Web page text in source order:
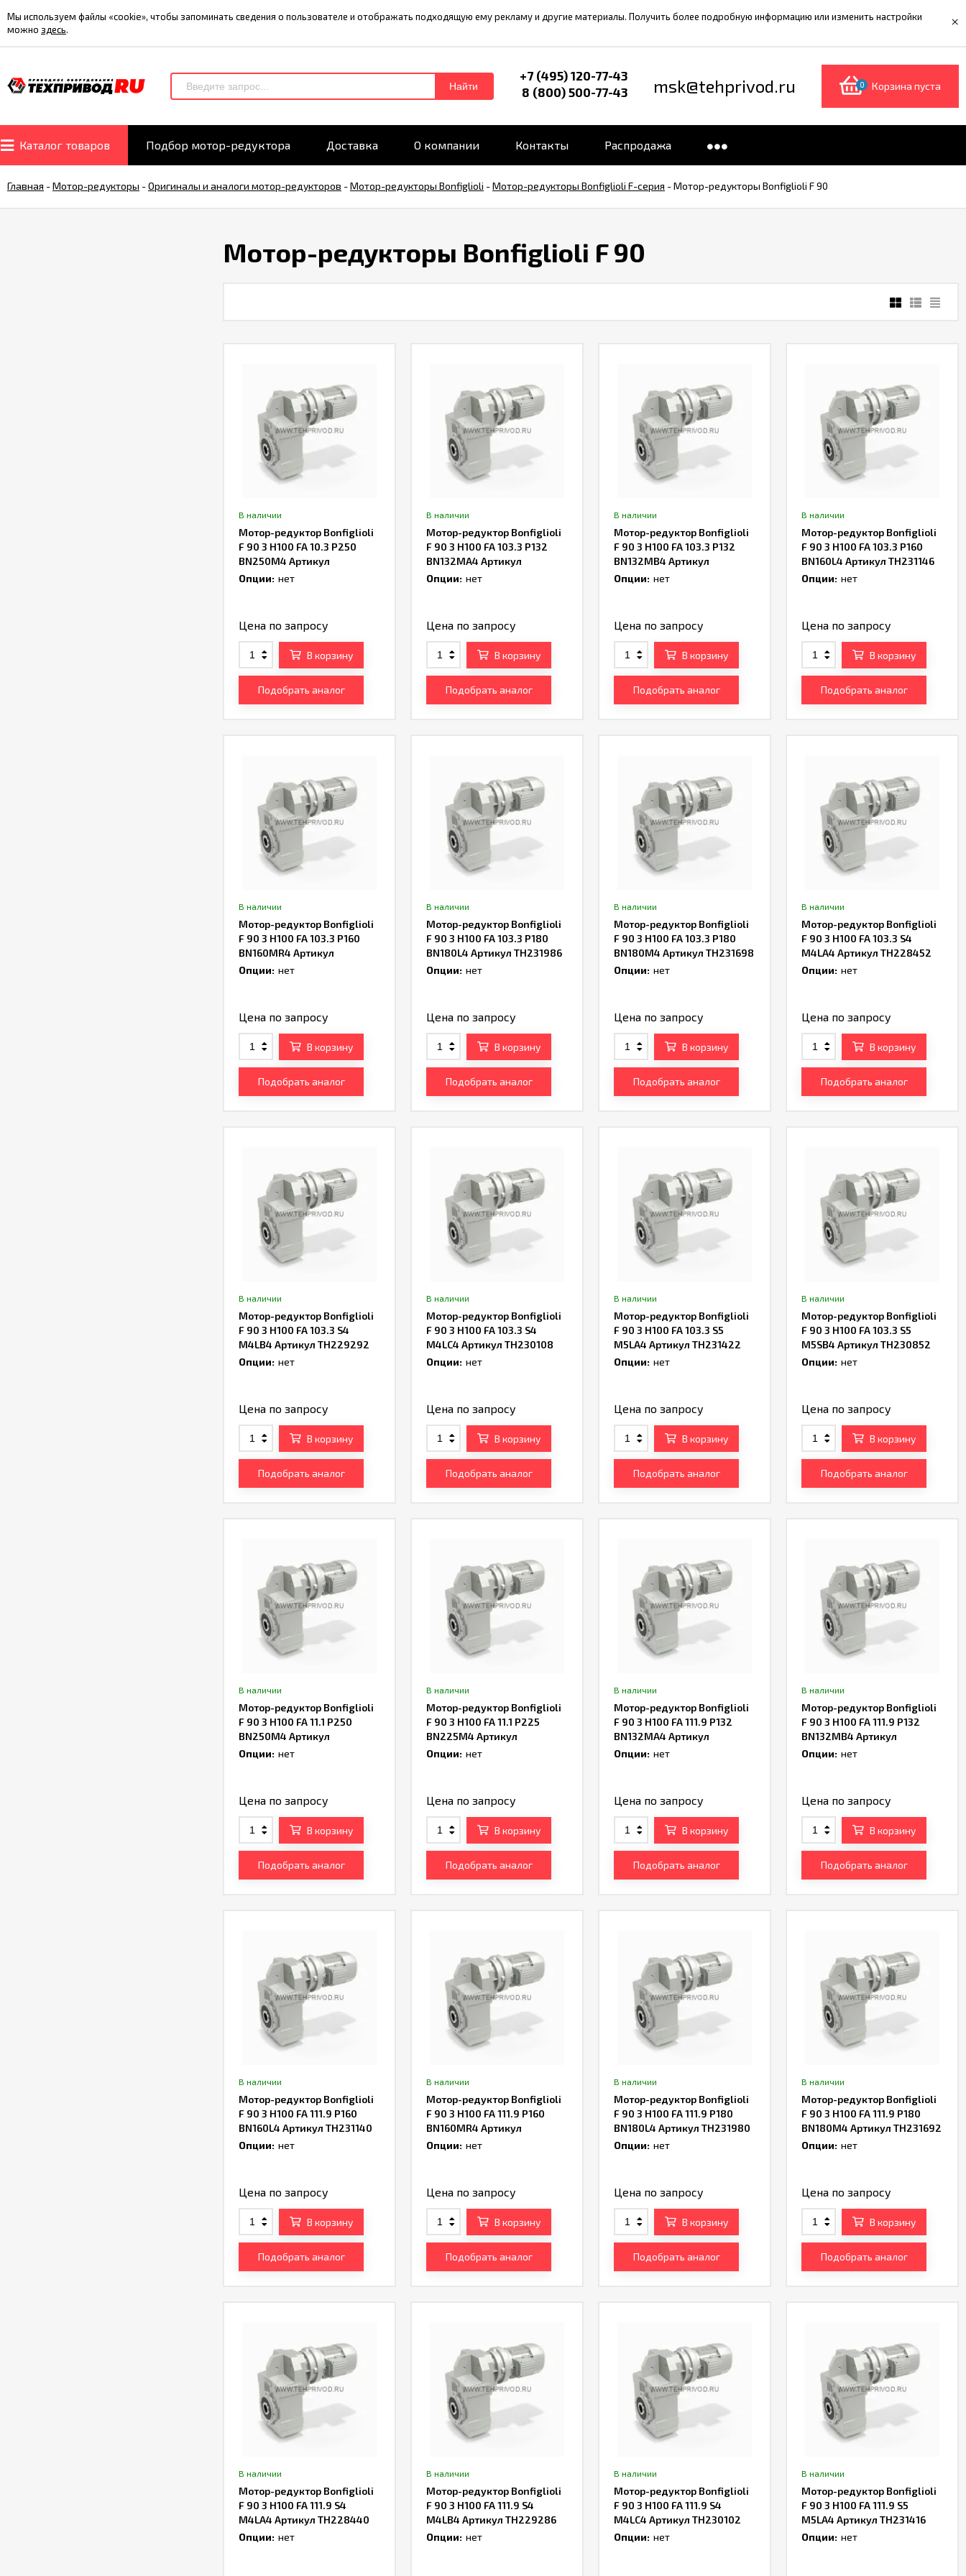
Мы используем файлы «cookie», чтобы запоминать сведения о пользователе и отображать подходящую ему рекламу и другие материалы. Получить более подробную информацию или изменить настройки
можно здесь. ×
Найти
+7 (495) 120-77-43
8 (800) 500-77-43
msk@tehprivod.ru 0 Корзина пуста
Каталог товаров Подбор мотор-редуктора Доставка О компании Контакты Распродажа
Главная -Мотор-редукторы -Оригиналы и аналоги мотор-редукторов -Мотор-редукторы Bonfiglioli -Мотор-редукторы Bonfiglioli F-серия -Мотор-редукторы Bonfiglioli F 90
Мотор-редукторы Bonfiglioli F 90
В наличии
Мотор-редуктор Bonfiglioli
F 90 3 H100 FA 10.3 P250
BN250M4 Артикул
TH232838
Опции: нет
Цена по запросу
В корзину
Подобрать аналог
В наличии
Мотор-редуктор Bonfiglioli
F 90 3 H100 FA 103.3 P132
BN132MA4 Артикул
TH228884
Опции: нет
Цена по запросу
В корзину
Подобрать аналог
В наличии
Мотор-редуктор Bonfiglioli
F 90 3 H100 FA 103.3 P132
BN132MB4 Артикул
TH229712
Опции: нет
Цена по запросу
В корзину
Подобрать аналог
В наличии
Мотор-редуктор Bonfiglioli
F 90 3 H100 FA 103.3 P160
BN160L4 Артикул TH231146
Опции: нет
Цена по запросу
В корзину
Подобрать аналог
В наличии
Мотор-редуктор Bonfiglioli
F 90 3 H100 FA 103.3 P160
BN160MR4 Артикул
TH230480
Опции: нет
Цена по запросу
В корзину
Подобрать аналог
В наличии
Мотор-редуктор Bonfiglioli
F 90 3 H100 FA 103.3 P180
BN180L4 Артикул TH231986
Опции: нет
Цена по запросу
В корзину
Подобрать аналог
В наличии
Мотор-редуктор Bonfiglioli
F 90 3 H100 FA 103.3 P180
BN180M4 Артикул TH231698
Опции: нет
Цена по запросу
В корзину
Подобрать аналог
В наличии
Мотор-редуктор Bonfiglioli
F 90 3 H100 FA 103.3 S4
M4LA4 Артикул TH228452
Опции: нет
Цена по запросу
В корзину
Подобрать аналог
В наличии
Мотор-редуктор Bonfiglioli
F 90 3 H100 FA 103.3 S4
M4LB4 Артикул TH229292
Опции: нет
Цена по запросу
В корзину
Подобрать аналог
В наличии
Мотор-редуктор Bonfiglioli
F 90 3 H100 FA 103.3 S4
M4LC4 Артикул TH230108
Опции: нет
Цена по запросу
В корзину
Подобрать аналог
В наличии
Мотор-редуктор Bonfiglioli
F 90 3 H100 FA 103.3 S5
M5LA4 Артикул TH231422
Опции: нет
Цена по запросу
В корзину
Подобрать аналог
В наличии
Мотор-редуктор Bonfiglioli
F 90 3 H100 FA 103.3 S5
M5SB4 Артикул TH230852
Опции: нет
Цена по запросу
В корзину
Подобрать аналог
В наличии
Мотор-редуктор Bonfiglioli
F 90 3 H100 FA 11.1 P250
BN250M4 Артикул
TH232832
Опции: нет
Цена по запросу
В корзину
Подобрать аналог
В наличии
Мотор-редуктор Bonfiglioli
F 90 3 H100 FA 11.1 P225
BN225M4 Артикул
TH232748
Опции: нет
Цена по запросу
В корзину
Подобрать аналог
В наличии
Мотор-редуктор Bonfiglioli
F 90 3 H100 FA 111.9 P132
BN132MA4 Артикул
TH228872
Опции: нет
Цена по запросу
В корзину
Подобрать аналог
В наличии
Мотор-редуктор Bonfiglioli
F 90 3 H100 FA 111.9 P132
BN132MB4 Артикул
TH229706
Опции: нет
Цена по запросу
В корзину
Подобрать аналог
В наличии
Мотор-редуктор Bonfiglioli
F 90 3 H100 FA 111.9 P160
BN160L4 Артикул TH231140
Опции: нет
Цена по запросу
В корзину
Подобрать аналог
В наличии
Мотор-редуктор Bonfiglioli
F 90 3 H100 FA 111.9 P160
BN160MR4 Артикул
TH230474
Опции: нет
Цена по запросу
В корзину
Подобрать аналог
В наличии
Мотор-редуктор Bonfiglioli
F 90 3 H100 FA 111.9 P180
BN180L4 Артикул TH231980
Опции: нет
Цена по запросу
В корзину
Подобрать аналог
В наличии
Мотор-редуктор Bonfiglioli
F 90 3 H100 FA 111.9 P180
BN180M4 Артикул TH231692
Опции: нет
Цена по запросу
В корзину
Подобрать аналог
В наличии
Мотор-редуктор Bonfiglioli
F 90 3 H100 FA 111.9 S4
M4LA4 Артикул TH228440
Опции: нет
В наличии
Мотор-редуктор Bonfiglioli
F 90 3 H100 FA 111.9 S4
M4LB4 Артикул TH229286
Опции: нет
В наличии
Мотор-редуктор Bonfiglioli
F 90 3 H100 FA 111.9 S4
M4LC4 Артикул TH230102
Опции: нет
В наличии
Мотор-редуктор Bonfiglioli
F 90 3 H100 FA 111.9 S5
M5LA4 Артикул TH231416
Опции: нет